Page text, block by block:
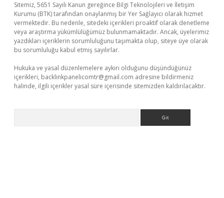
Sitemiz, 5651 Sayılı Kanun gereğince Bilgi Teknolojileri ve İletişim
Kurumu (BTK) tarafından onaylanmış bir Yer Sağlayıcı olarak hizmet
vermektedir. Bu nedenle, sitedeki içerikleri proaktif olarak denetleme
veya araştırma yükümlülüğümüz bulunmamaktadır. Ancak, üyelerimiz
yazdıkları içeriklerin sorumluluğunu taşımakta olup, siteye üye olarak
bu sorumluluğu kabul etmiş sayılırlar.
Hukuka ve yasal düzenlemelere aykırı olduğunu düşündüğünüz
içerikleri, backlinkpanelicomtr@gmail.com adresine bildirmeniz
halinde, ilgili içerikler yasal süre içerisinde sitemizden kaldırılacaktır.